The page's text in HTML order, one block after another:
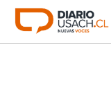
Click acá para ir